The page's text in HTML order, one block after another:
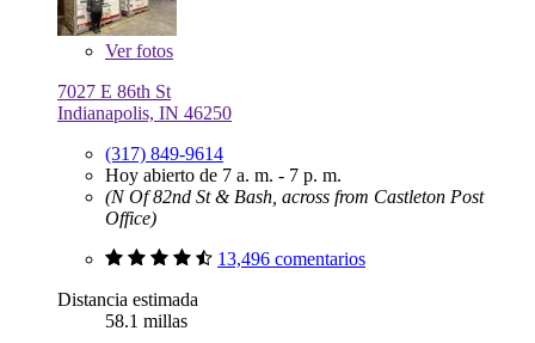
Verfotos
7027 E 86th St
Indianapolis, IN 46250
(317) 849-9614
Hoy abierto de 7 a. m. - 7 p. m.
(N Of 82nd St & Bash, across from Castleton Post
Office)
13,496 comentarios
Distancia estimada
58.1 millas